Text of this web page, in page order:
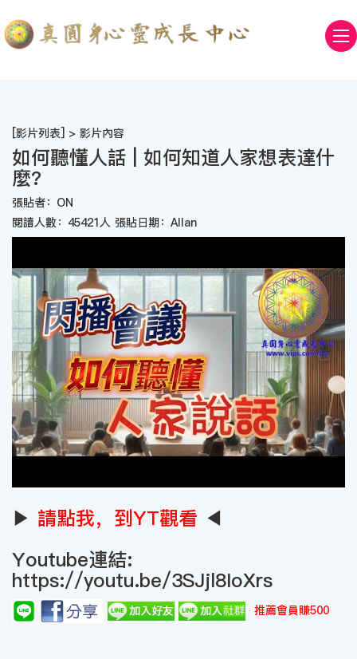
[影片列表] > 影片內容
如何聽懂人話 | 如何知道人家想表達什
麼?
張貼者：ON
閱讀人數：45421人 張貼日期：Allan
▶ 請點我，到YT觀看 ◀
Youtube連結:
https://youtu.be/3SJjl8IoXrs
推薦會員賺500